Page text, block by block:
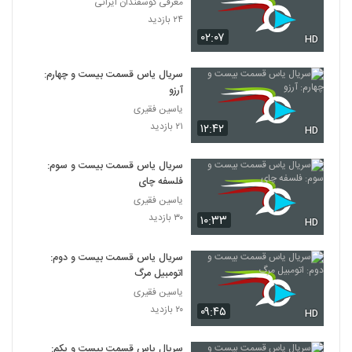
325
قلعه عقاب ها - Where Eagles Dare 1968
۱۰۷ بازدید
326
Parabellum 2019
خط بالکان - The Balkan Line 2019
328
2014
۱۷۲ بازدید
قاتلین وو ۱
۱۱۲ بازدید
۰۲:۰۷ HD
۲۴ بازدید
۱۲:۴۲ HD
سریال یاس قسمت بیست و چهارم:
آرزو
یاسین فقیری
۲۱ بازدید
۱۰:۳۳ HD
سریال یاس قسمت بیست و سوم:
فلسفه چای
یاسین فقیری
۳۰ بازدید
۰۹:۴۵ HD
سریال یاس قسمت بیست و دوم:
اتومبیل مرگ
یاسین فقیری
۲۰ بازدید